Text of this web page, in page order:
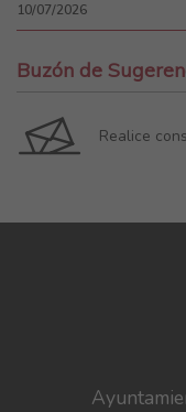
10/07/2026
Buzón de
Realice